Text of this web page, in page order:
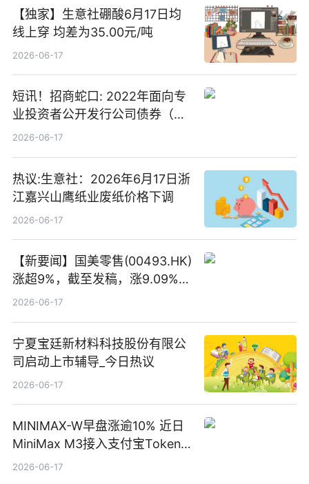
【独家】生意社硼酸6月17日均
线上穿 均差为35.00元/吨
2026-06-17
短讯！招商蛇口: 2022年面向专
业投资者公开发行公司债券（第
二期）（品种二）2026年付息公
2026-06-17
热议:生意社：2026年6月17日浙
江嘉兴山鹰纸业废纸价格下调
2026-06-17
【新要闻】国美零售(00493.HK)
涨超9%，截至发稿，涨9.09%，
报0.012港元，成交额37.26万港
2026-06-17
宁夏宝廷新材料科技股份有限公
司启动上市辅导_今日热议
2026-06-17
MINIMAX-W早盘涨逾10% 近日
MiniMax M3接入支付宝Token
Pay
2026-06-17